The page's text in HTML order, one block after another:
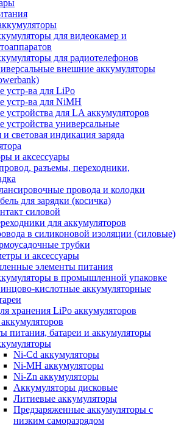
для видеокамер и
для радиотелефонов
внешние аккумуляторы
устр-ва для LiPo
устр-ва для NiMH
устройства для LA аккумуляторов
устройства универсальные
и световая индикация заряда
и аксессуары
разъемы, переходники,
провода и колодки
для зарядки (косичка)
силовой
для аккумуляторов
в силиконовой изоляции (силовые)
трубки
и аксессуары
элементы питания
в промышленной упаковке
кислотные аккумуляторные
хранения LiPo аккумуляторов
питания, батареи и аккумуляторы
Ni-Cd аккумуляторы
Ni-MH аккумуляторы
Ni-Zn аккумуляторы
Аккумуляторы дисковые
Литиевые аккумуляторы
Предзаряженные аккумуляторы с
низким саморазрядом